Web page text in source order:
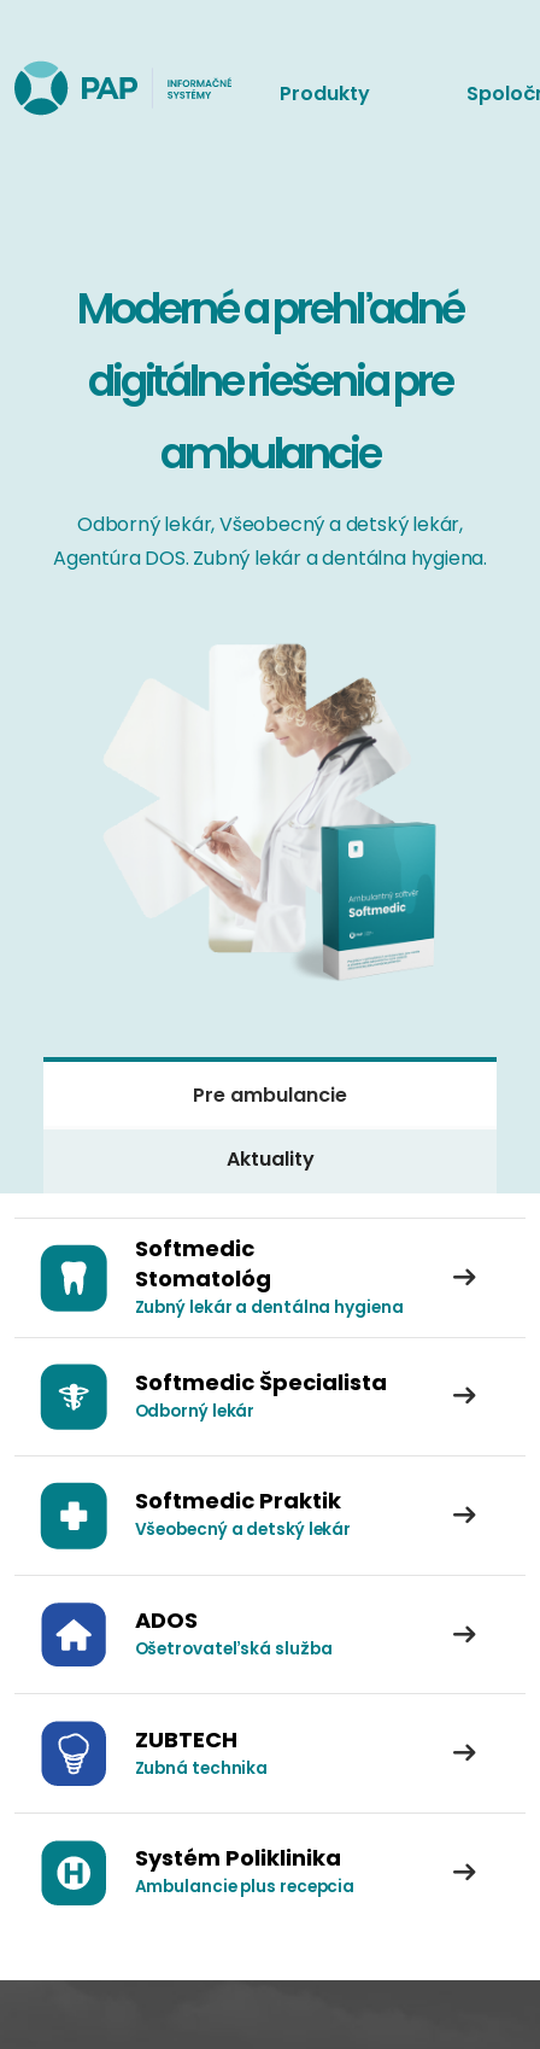
Produkty
Moderné a prehľadné
digitálne riešenia pre
ambulancie
Odborný lekár, Všeobecný a detský lekár,
Agentúra DOS. Zubný lekár a dentálna hygiena.
Pre ambulancie
Aktuality
Softmedic
Stomatológ
Zubný lekár a dentálna hygiena
Softmedic Špecialista
Odborný lekár
Softmedic Praktik
Všeobecný a detský lekár
ADOS
Ošetrovateľská služba
ZUBTECH
Zubná technika
Systém Poliklinika
Ambulancie plus recepcia